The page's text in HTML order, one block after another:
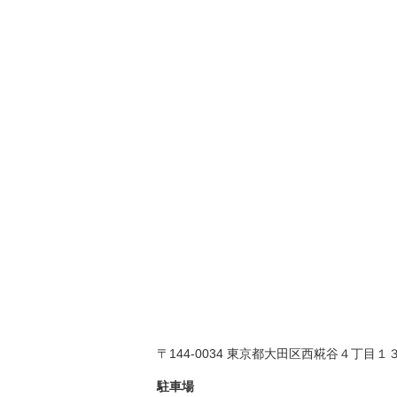
〒144-0034 東京都大田区西糀谷４丁目１
駐車場